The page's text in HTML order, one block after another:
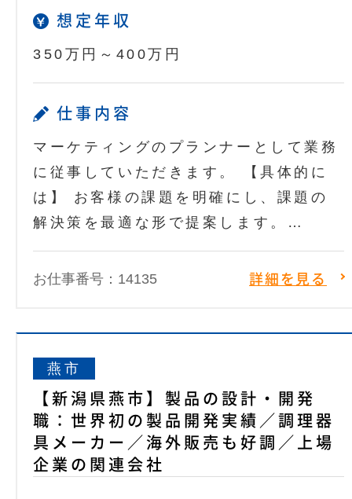
想定年収
350万円～400万円
仕事内容
マーケティングのプランナーとして業務
に従事していただきます。 【具体的に
は】 お客様の課題を明確にし、課題の
解決策を最適な形で提案します。…
お仕事番号：14135 詳細を見る
燕市
【新潟県燕市】製品の設計・開発
職：世界初の製品開発実績／調理器
具メーカー／海外販売も好調／上場
企業の関連会社